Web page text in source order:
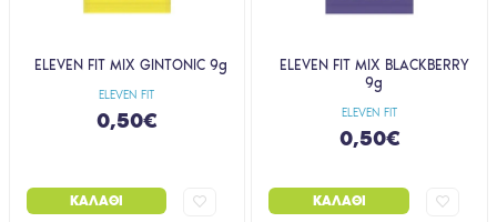
ELEVEN FIT
ELEVEN FIT MIX GINTONIC 9g
0,50€
ΚΑΛΆΘΙ
ELEVEN FIT
ELEVEN FIT MIX BLACKBERRY
9g
0,50€
ΚΑΛΆΘΙ